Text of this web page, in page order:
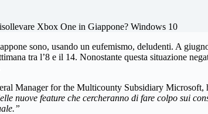
Xbox One in Giappone? Windows 10
sono, usando un eufemismo, deludenti. A
tra l’8 e il 14. Nonostante questa situazione
Manager for the Multicounty Subsidiary Microsoft,
nuove feature che cercheranno di fare colpo sui